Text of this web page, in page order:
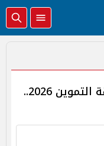
خطوات التظلم على حذف بطاقة التموين 2026..